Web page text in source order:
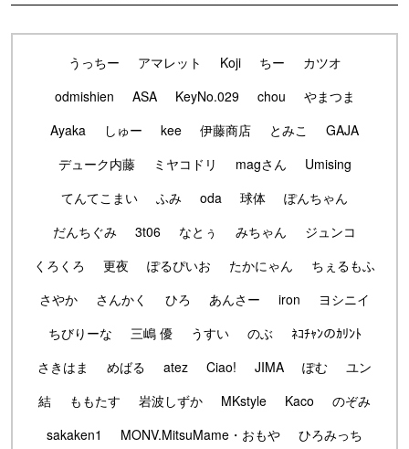
うっちー アマレット Koji ちー
カツオ
odmishien
ASA KeyNo.029 chou
やまつま
Ayaka
しゅー kee 伊藤商店 とみこ
GAJA
デューク内藤
ミヤコドリ magさん
Umising
てんてこまい
ふみ oda 球体
ぽんちゃん
だんちぐみ
3t06 なとぅ みちゃん
ジュンコ
くろくろ
更夜 ぽるぴいお たかにゃん
ちぇるもふ
さやか
さんかく ひろ あんさー iron
ヨシニイ
ちびりーな
三嶋 優 うすい のぶ
ﾈｺﾁｬﾝのｶﾘﾝﾄ
さきはま
めばる atez Ciao! JIMA ぽむ
ユン
結
ももたす 岩波しずか MKstyle Kaco
のぞみ
sakaken1
MONV.MitsuMame・おもや
ひろみっち